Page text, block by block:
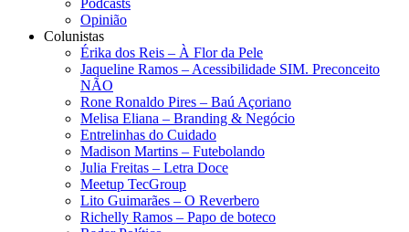
Opinião
Colunistas
Érika dos Reis​ – À Flor da Pele
Jaqueline Ramos – Acessibilidade SIM. Preconceito
NÃO
Rone Ronaldo Pires – Baú Açoriano
Melisa Eliana – Branding & Negócio
Entrelinhas do Cuidado
Madison Martins – Futebolando
Julia Freitas​ – Letra Doce
Meetup TecGroup
Lito Guimarães – O Reverbero
Richelly Ramos​ – Papo de boteco